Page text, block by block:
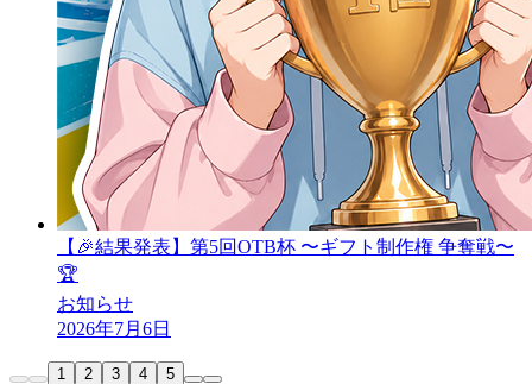
【🎉結果発表】第5回OTB杯 〜ギフト制作権 争奪戦〜
🏆️
お知らせ
2026年7月6日
1 2 3 4 5